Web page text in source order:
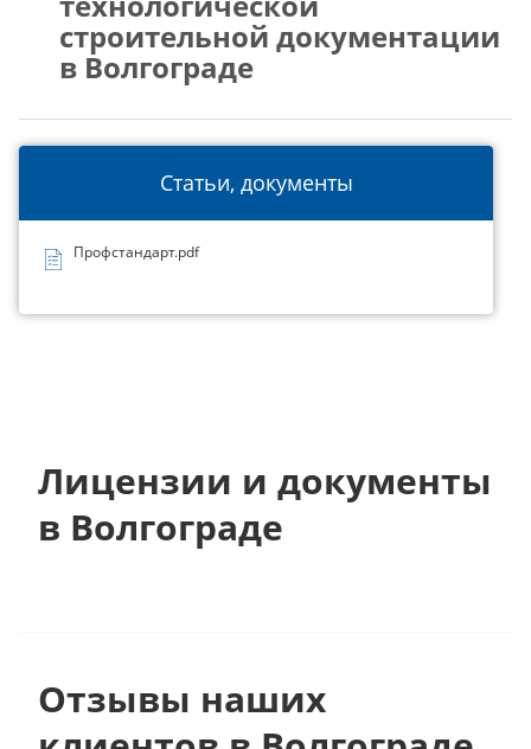
Статьи, документы
Профстандарт.pdf
строительной документации
в Волгограде
Лицензии и документы
в Волгограде
Отзывы наших